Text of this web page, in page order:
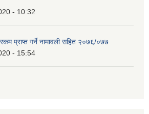
- 10:32
प्राप्त गर्ने नामावली सहित २०७६/०७७
- 15:54